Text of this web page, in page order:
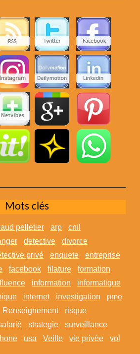
Mots clés
pelletier arp
cnil
detective
divorce
privé enquete
entreprise
facebook filature
formation
information
informatique
internet investigation
pme
Renseignement
risque
strategie
surveillance
usa Veille vie privée
vol